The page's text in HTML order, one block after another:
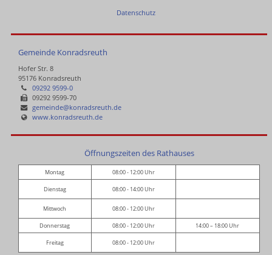
Datenschutz
Gemeinde Konradsreuth
Hofer Str. 8
95176 Konradsreuth
09292 9599-0
09292 9599-70
gemeinde@konradsreuth.de
www.konradsreuth.de
Öffnungszeiten des Rathauses
Montag 08:00 - 12:00 Uhr
Dienstag 08:00 - 14:00 Uhr
Mittwoch 08:00 - 12:00 Uhr
Donnerstag 08:00 - 12:00 Uhr 14:00 – 18:00 Uhr
Freitag 08:00 - 12:00 Uhr